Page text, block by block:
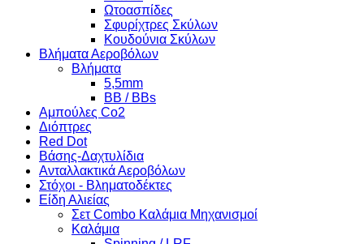
Ωτοασπίδες
Σφυρίχτρες Σκύλων
Κουδούνια Σκύλων
Βλήματα Αεροβόλων
Βλήματα
5,5mm
BB / BBs
Αμπούλες Co2
Διόπτρες
Red Dot
Βάσης-Δαχτυλίδια
Ανταλλακτικά Αεροβόλων
Στόχοι - Βληματοδέκτες
Είδη Αλιείας
Σετ Combo Καλάμια Μηχανισμοί
Καλάμια